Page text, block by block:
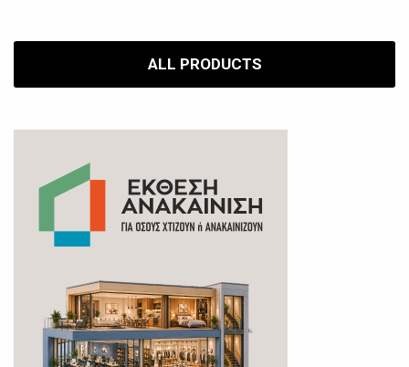
ALL PRODUCTS